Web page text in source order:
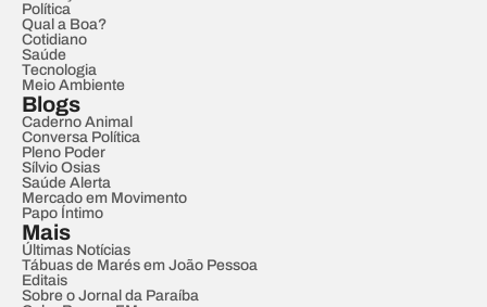
Política
Qual a Boa?
Cotidiano
Saúde
Tecnologia
Meio Ambiente
Blogs
Caderno Animal
Conversa Política
Pleno Poder
Sílvio Osias
Saúde Alerta
Mercado em Movimento
Papo Íntimo
Mais
Últimas Notícias
Tábuas de Marés em João Pessoa
Editais
Sobre o Jornal da Paraíba